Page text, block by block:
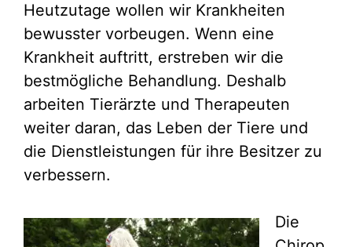
Heutzutage wollen wir Krankheiten
bewusster vorbeugen. Wenn eine
Krankheit auftritt, erstreben wir die
bestmögliche Behandlung. Deshalb
arbeiten Tierärzte und Therapeuten
weiter daran, das Leben der Tiere und
die Dienstleistungen für ihre Besitzer zu
verbessern.
Die